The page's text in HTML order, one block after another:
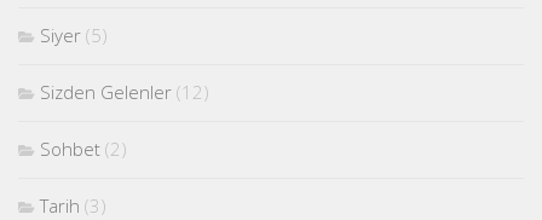
Siyer (5)
Sizden Gelenler (12)
Sohbet (2)
Tarih (3)